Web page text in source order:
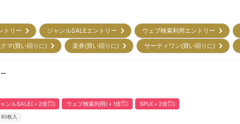
トリー ジャンルSALEエントリー ウェブ検索利用エントリー
クマ(買い回りに) 楽券(買い回りに) サーティワン(買い回りに)
ンルSALE(＋2倍㌽) ウェブ検索利用(＋1倍㌽) SPU(＋2倍㌽)
80枚入